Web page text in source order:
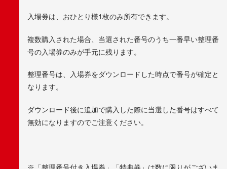
入場券は、おひとり様1枚のみ所有できます。
複数購入された場合、当選された番号のうち一番早い整理番
号の入場券のみが手元に残ります。
整理番号は、入場券をダウンロードした時点で番号が確定と
なります。
ダウンロード後に追加で購入した際に当選した番号はすべて
無効になりますのでご注意ください。